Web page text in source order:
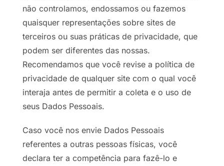
não controlamos, endossamos ou fazemos
quaisquer representações sobre sites de
terceiros ou suas práticas de privacidade, que
podem ser diferentes das nossas.
Recomendamos que você revise a política de
privacidade de qualquer site com o qual você
interaja antes de permitir a coleta e o uso de
seus Dados Pessoais.
Caso você nos envie Dados Pessoais
referentes a outras pessoas físicas, você
declara ter a competência para fazê-lo e